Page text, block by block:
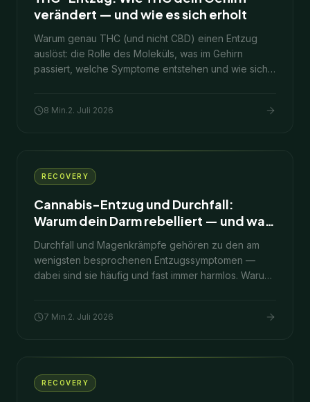
verändert — und wie es sich erholt
Warum genau THC (und nicht CBD) einen Entzug
auslöst: die Rolle des Moleküls, was im Gehirn
passiert, welche Symptome entstehen und wie sich
8 Min.2. Juli 2026
RECOVERY
Cannabis-Entzug und Durchfall:
Warum dein Darm rebelliert — und was
hilft
Durchfall und Magenkrämpfe gehören zu den am
wenigsten besprochenen Entzugssymptomen —
dabei sind sie häufig und fast immer harmlos. Warum
hilft.7 Min.2. Juli 2026
RECOVERY